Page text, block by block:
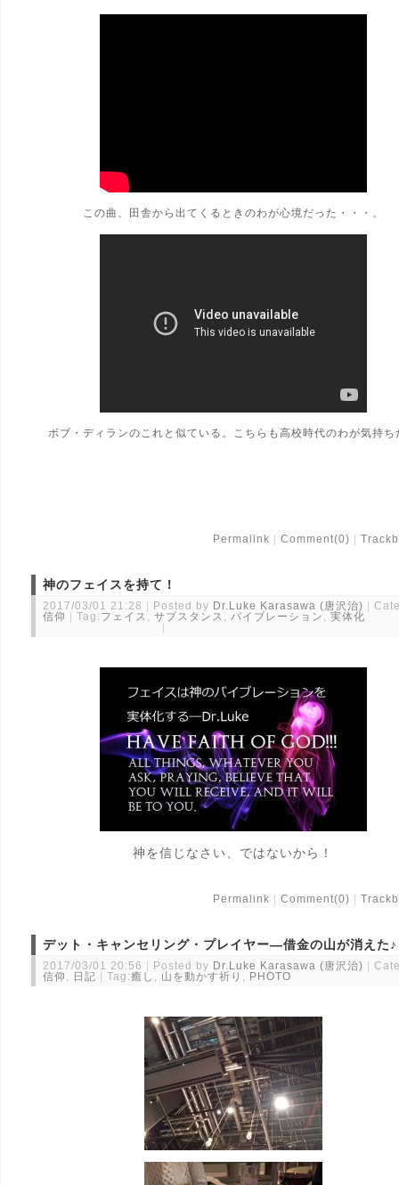
この曲、田舎から出てくるときのわが心境だった・・・。
ボブ・ディランのこれと似ている。こちらも高校時代のわが気持ち
Permalink Comment(0)
神のフェイスを持て！
2017/03/01 21:28 Posted by Dr.Luke Karasawa (唐沢治)
信仰
Tag: フェイス , サブスタンス , バイブレーション , 実体化
神を信じなさい、ではないから！
Permalink Comment(0)
デット・キャンセリング・プレイヤー―借金の山が消えた♪
2017/03/01 20:56 Posted by Dr.Luke Karasawa (唐沢治)
信仰 , 日記 Tag:癒し , 山を動かす祈り , PHOTO